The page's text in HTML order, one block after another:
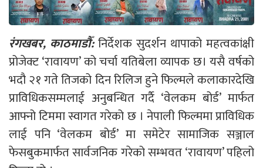
रंगखबर, काठमाडौँ: निर्देशक सुदर्शन थापाको महत्वकांक्षी
प्रोजेक्ट ‘रावायण’ को चर्चा यतिबेला व्यापक छ। यसै वर्षको
भदौ २१ गते तिजको दिन रिलिज हुने फिल्मले कलाकारदेखि
प्राविधिकसम्मलाई अनुबन्धित गर्दै ‘वेलकम बोर्ड’ मार्फत
आफ्नो टिममा स्वागत गरेको छ । नेपाली फिल्ममा प्राविधिक
लाई पनि ‘वेलकम बोर्ड’ मा समेटेर सामाजिक सञ्जाल
फेसबुकमार्फत सार्वजनिक गरेको सम्भवत ‘रावायण’ पहिलो